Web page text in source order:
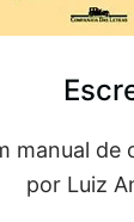
manual de
por Luiz